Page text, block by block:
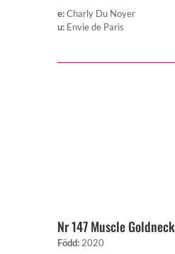
e:Charly Du Noyer
u: Envie de Paris
Nr 147 Muscle Goldneck
Född: 2020